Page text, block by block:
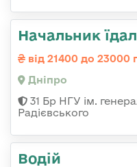
Начальник
від 21400 до 23000
Дніпро
31 Бр НГУ ім.
Радієвського
Водій